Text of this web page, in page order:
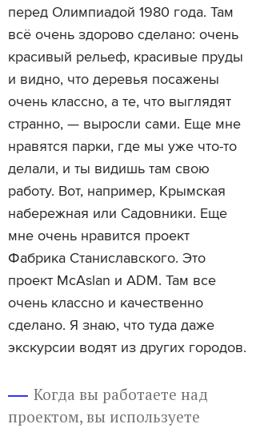
перед Олимпиадой 1980 года. Там
всё очень здорово сделано: очень
красивый рельеф, красивые пруды
и видно, что деревья посажены
очень классно, а те, что выглядят
странно, — выросли сами. Еще мне
нравятся парки, где мы уже что-то
делали, и ты видишь там свою
работу. Вот, например, Крымская
набережная или Садовники. Еще
мне очень нравится проект
Фабрика Станиславского. Это
проект McAslan и ADM. Там все
очень классно и качественно
сделано. Я знаю, что туда даже
экскурсии водят из других городов.
Когда вы работаете над
проектом, вы используете